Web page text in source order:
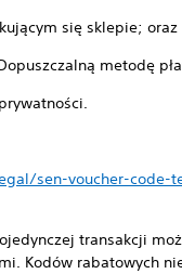
się sklepie; oraz
metodę
sen-voucher-code-
transakcji
Kodów rabatowych